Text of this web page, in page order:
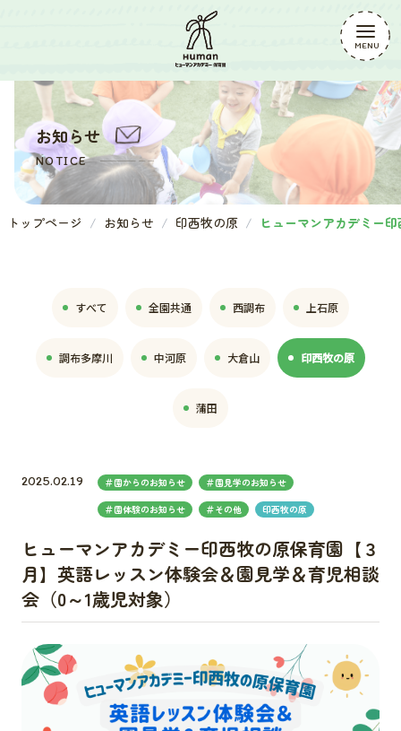
お知らせ
NOTICE
トップページ お知らせ 印西牧の原 ヒューマンアカデミー
すべて 全園共通 西調布 上石原
調布多摩川 中河原 大倉山 印西牧の原
蒲田
2025.02.19 ＃園からのお知らせ
＃園見学のお知らせ
＃園体験のお知らせ
＃その他 印西牧の原
ヒューマンアカデミー印西牧の原保育園【３
月】英語レッスン体験会＆園見学＆育児相談
会（0～1歳児対象）